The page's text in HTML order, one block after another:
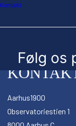
Kontakt
Følg os
Aarhus1900
Observatoriestien 1